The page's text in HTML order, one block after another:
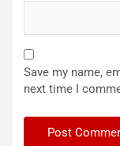
Save my name,
next time I